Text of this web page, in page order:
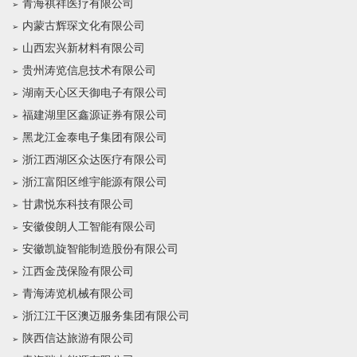
青海祺祥医疗有限公司
内蒙古辉琛文化有限公司
山西宏兴新材料有限公司
贵州涛览信息技术有限公司
湖南天心区天御电子有限公司
福建湖里区鑫源证券有限公司
黑龙江金泰电子集团有限公司
浙江西湖区众达医疗有限公司
浙江富阳区维宇能源有限公司
甘肃悦东科技有限公司
安徽俊朗人工智能有限公司
安徽凯旋智能制造股份有限公司
江西金茂保险有限公司
青海涛览机械有限公司
浙江江干区澳迈服务集团有限公司
陕西信达旅游有限公司